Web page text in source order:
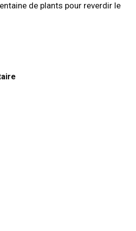
de plants pour reverdir le